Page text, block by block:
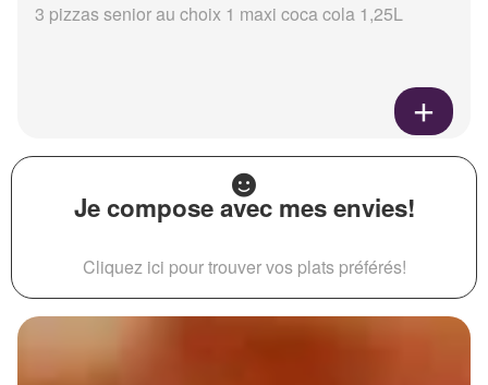
3 pizzas senior au choix 1 maxi coca cola 1,25L
Je compose avec mes envies!
Cliquez ici pour trouver vos plats préférés!